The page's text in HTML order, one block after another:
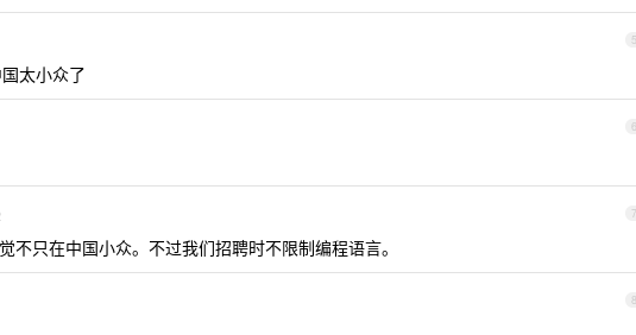
5
太小众了
6
7
不只在中国小众。不过我们招聘时不限制编程语言。
8